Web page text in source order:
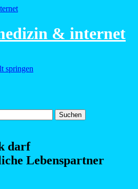
& internet
springen
darf
Lebenspartner